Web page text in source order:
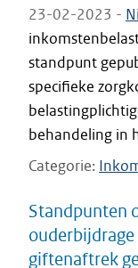
23-02-2023 -
standpunt
specifieke
behandeling in
Categorie
Standpunten
giftenaftrek